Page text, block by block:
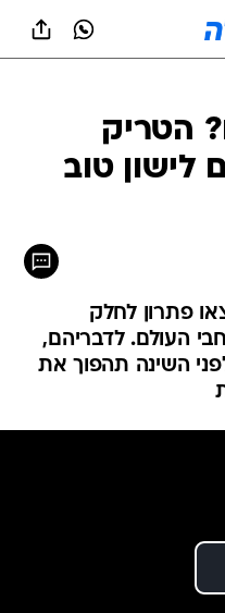
הטריק
לישון טוב
פתרון לחלק
העולם. לדבריהם,
השינה תהפוך את